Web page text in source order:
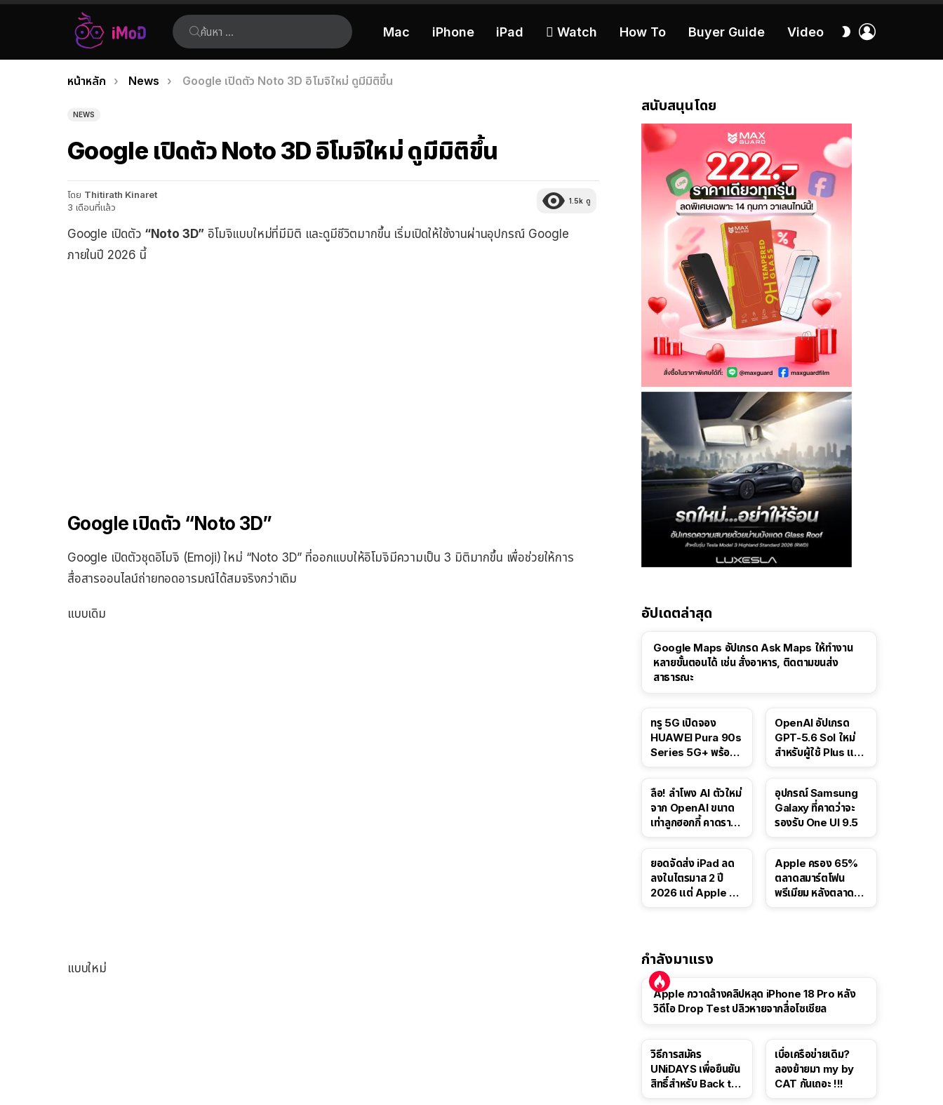
ค้นหา:
Mac iPhone iPad  Watch How To Buyer Guide Video
สลับ
เรื่อง
ล่าสุด
คุณอยู่ที่นี่:
หน้าหลัก News Google เปิดตัว Noto 3D อิโมจิใหม่ ดูมีมิติขึ้น
NEWS
Google เปิดตัว Noto 3D อิโมจิใหม่ ดูมีมิติขึ้น
โดย Thitirath Kinaret
3 เดือนที่แล้ว
1.5k ดู
Google เปิดตัว “Noto 3D” อิโมจิแบบใหม่ที่มีมิติ และดูมีชีวิตมากขึ้น เริ่มเปิดให้ใช้งานผ่านอุปกรณ์ Google
ภายในปี 2026 นี้
Google เปิดตัว “Noto 3D”
Google เปิดตัวชุดอิโมจิ (Emoji) ใหม่ “Noto 3D” ที่ออกแบบให้อิโมจิมีความเป็น 3 มิติมากขึ้น เพื่อช่วยให้การ
สื่อสารออนไลน์ถ่ายทอดอารมณ์ได้สมจริงกว่าเดิม
แบบเดิม
แบบใหม่
สนับสนุนโดย
อัปเดตล่าสุด
Google Maps อัปเกรด Ask Maps ให้ทำงาน
หลายขั้นตอนได้ เช่น สั่งอาหาร, ติดตามขนส่ง
สาธารณะ
ทรู 5G เปิดจอง
HUAWEI Pura 90s
Series 5G+ พร้อม
OpenAI อัปเกรด
GPT-5.6 Sol ใหม่
สำหรับผู้ใช้ Plus และ
ลือ! ลำโพง AI ตัวใหม่
จาก OpenAI ขนาด
เท่าลูกฮอกกี้ คาดราคา
อุปกรณ์ Samsung
Galaxy ที่คาดว่าจะ
รองรับ One UI 9.5
ยอดจัดส่ง iPad ลด
ลงในไตรมาส 2 ปี
2026 แต่ Apple ยัง
Apple ครอง 65%
ตลาดสมาร์ตโฟน
พรีเมียม หลังตลาดทำ
กำลังมาแรง
Apple กวาดล้างคลิปหลุด iPhone 18 Pro หลัง
วิดีโอ Drop Test ปลิวหายจากสื่อโซเชียล
วิธีการสมัคร
UNiDAYS เพื่อยืนยัน
สิทธิ์สำหรับ Back to
เบื่อเครือข่ายเดิม?
ลองย้ายมา my by
CAT กันเถอะ !!!